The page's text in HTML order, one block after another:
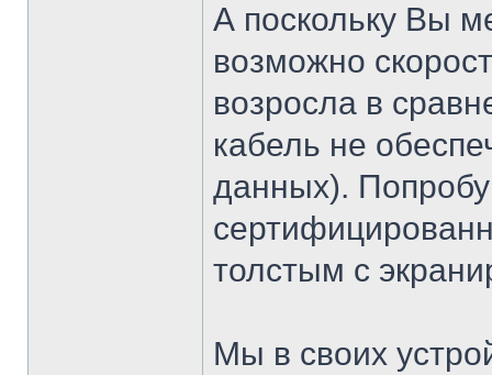
А поскольку Вы
возможно
возросла в
кабель не
данных).
толстым с
Мы в своих